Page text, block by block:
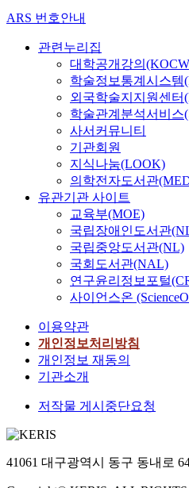
ARS 번호안내
관련누리집
대학공개강의
학술정보통계시스템
외국학술지지원센터
학술관계분석서비스
사서커뮤니티
기관회원
지식나눔(LOOK)
의학전자도서관
유관기관 사이트
교육부(MOE)
국립장애인도서관
국립중앙도서관(NL)
국회도서관(NAL)
연구윤리정보포털
사이언스온
이용약관
개인정보처리방침
개인정보 재동의
기관소개
저작물 게시중단요청
41061 대구광역시 동구 동내로